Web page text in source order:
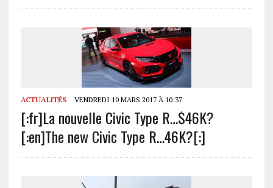
ACTUALITÉS VENDREDI 10 MARS 2017 À 10:37
[:fr]La nouvelle Civic Type R…$46K?
[:en]The new Civic Type R…46K?[:]